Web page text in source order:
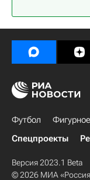
Футбол
Спецпроекты
Версия 2023.1 Beta
© 2026 МИА «Россия